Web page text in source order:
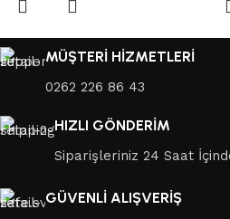
MÜŞTERİ HİZMETLERİ
0262 226 86 43
HIZLI GÖNDERİM
Siparişleriniz 24 Saat
GÜVENLİ ALIŞVERİŞ